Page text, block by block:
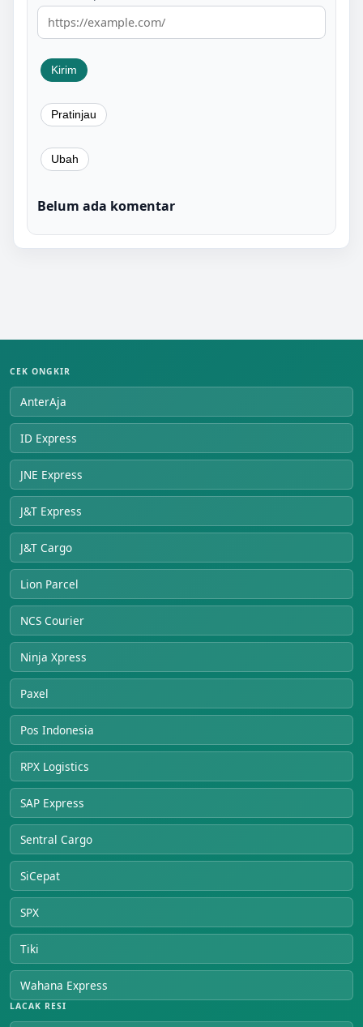
Belum ada komentar
CEK ONGKIR
AnterAja
ID Express
JNE Express
J&T Express
J&T Cargo
Lion Parcel
NCS Courier
Ninja Xpress
Paxel
Pos Indonesia
RPX Logistics
SAP Express
Sentral Cargo
SiCepat
SPX
Tiki
Wahana Express
LACAK RESI